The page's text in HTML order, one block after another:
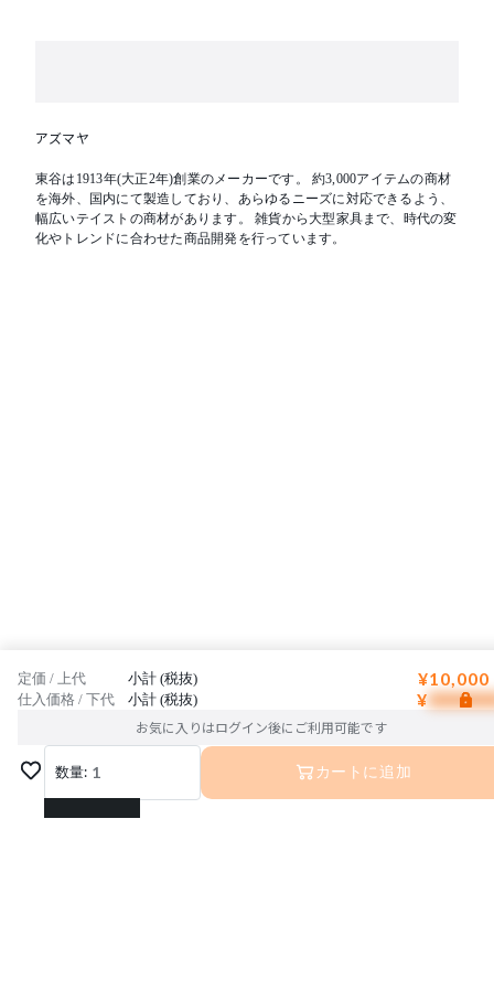
アズマヤ
東谷は1913年(大正2年)創業のメーカーです。 約3,000アイテムの商材
を海外、国内にて製造しており、あらゆるニーズに対応できるよう、
幅広いテイストの商材があります。 雑貨から大型家具まで、時代の変
化やトレンドに合わせた商品開発を行っています。
定価 / 上代 小計 (税抜) ¥10,000
仕入価格 / 下代 小計 (税抜) ¥
お気に入りはログイン後にご利用可能です
数量: 1
1
カートに追加